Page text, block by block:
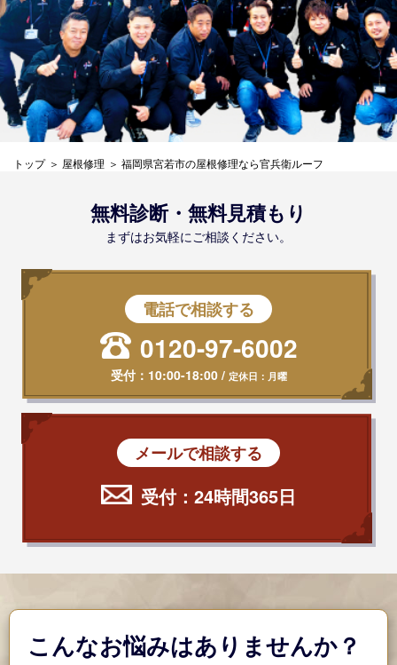
トップ 屋根修理 福岡県宮若市の屋根修理なら官兵衛ルーフ
無料診断・無料見積もり
まずはお気軽にご相談ください。
電話で相談する
0120-97-6002
受付： 10:00-18:00/ 定休日：月曜
メールで相談する
受付：24時間365日
こんなお悩みはありませんか？